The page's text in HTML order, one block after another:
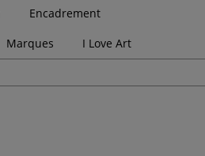
Encadrement
Marques I Love Art